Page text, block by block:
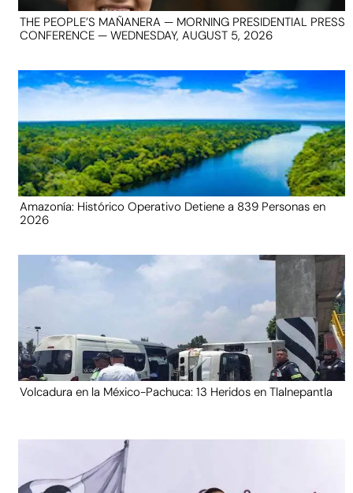
THE PEOPLE’S MAÑANERA — MORNING PRESIDENTIAL PRESS
CONFERENCE — WEDNESDAY, AUGUST 5, 2026
Amazonía: Histórico Operativo Detiene a 839 Personas en
2026
Volcadura en la México-Pachuca: 13 Heridos en Tlalnepantla